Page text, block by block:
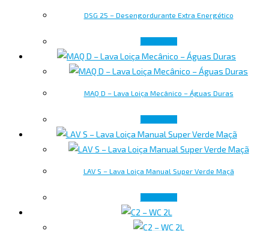
DSG 25 – Desengordurante Extra Energético
MAQ D – Lava Loiça Mecânico – Águas Duras
LAV S – Lava Loiça Manual Super Verde Maçã